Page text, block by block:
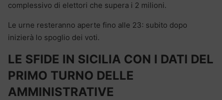
complessivo di elettori che supera i 2 milioni.
Le urne resteranno aperte fino alle 23: subito dopo
inizierà lo spoglio dei voti.
LE SFIDE IN SICILIA CON I DATI DEL
PRIMO TURNO DELLE
AMMINISTRATIVE